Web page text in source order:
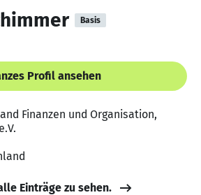
Basis
Profil ansehen
Finanzen und Organisation,
Einträge zu sehen.